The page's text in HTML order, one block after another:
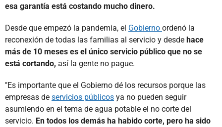
esa garantía está costando mucho dinero.
Desde que empezó la pandemia, el Gobierno ordenó la
reconexión de todas las familias al servicio y desde hace
más de 10 meses es el único servicio público que no se
está cortando, así la gente no pague.
"Es importante que el Gobierno dé los recursos porque las
empresas de servicios públicos ya no pueden seguir
asumiendo en el tema de agua potable el no corte del
servicio. En todos los demás ha habido corte, pero ha sido